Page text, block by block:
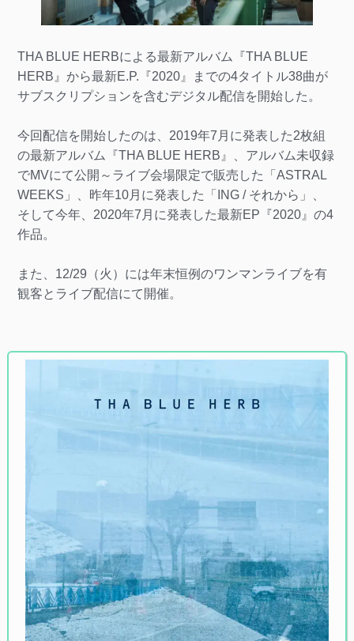
THA BLUE HERBによる最新アルバム『THA BLUE
HERB』から最新E.P.『2020』までの4タイトル38曲が
サブスクリプションを含むデジタル配信を開始した。
今回配信を開始したのは、2019年7月に発表した2枚組
の最新アルバム『THA BLUE HERB』、アルバム未収録
でMVにて公開～ライブ会場限定で販売した「ASTRAL
WEEKS」、昨年10月に発表した「ING / それから」、
そして今年、2020年7月に発表した最新EP『2020』の4
作品。
また、12/29（火）には年末恒例のワンマンライブを有
観客とライブ配信にて開催。